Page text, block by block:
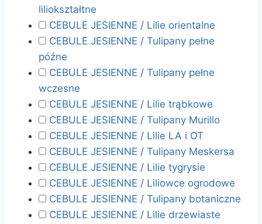
liliokształtne
CEBULE JESIENNE / Lilie orientalne
CEBULE JESIENNE / Tulipany pełne
późne
CEBULE JESIENNE / Tulipany pełne
wczesne
CEBULE JESIENNE / Lilie trąbkowe
CEBULE JESIENNE / Tulipany Murillo
CEBULE JESIENNE / Lilie LA i OT
CEBULE JESIENNE / Tulipany Meskersa
CEBULE JESIENNE / Lilie tygrysie
CEBULE JESIENNE / Liliowce ogrodowe
CEBULE JESIENNE / Tulipany botaniczne
CEBULE JESIENNE / Lilie drzewiaste